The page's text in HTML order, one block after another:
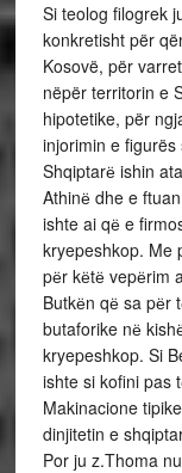
Si teolog filogrek
konkretisht për
Kosovë, për
nëpër territorin e
hipotetike, për
injorimin e
Shqiptarё ishin
Athinё dhe e
ishte ai qё e
kryepeshkop. Me
pёr kёtё vepёrim
Butkёn qё sa pёr
butaforike nё
kryepeshkop. Si
ishte si kofini pas
Makinacione
dinjitetin e
Por ju z.Thoma